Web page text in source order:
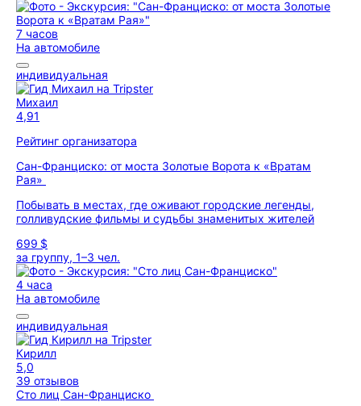
7 часов
На автомобиле
индивидуальная
Михаил
4,91
Рейтинг организатора
Сан-Франциско: от моста Золотые Ворота к «Вратам
Рая»
Побывать в местах, где оживают городские легенды,
голливудские фильмы и судьбы знаменитых жителей
699 $
за группу, 1–3 чел.
4 часа
На автомобиле
индивидуальная
Кирилл
5,0
39 отзывов
Сто лиц Сан-Франциско